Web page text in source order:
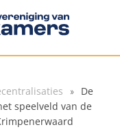
De
speelveld van de